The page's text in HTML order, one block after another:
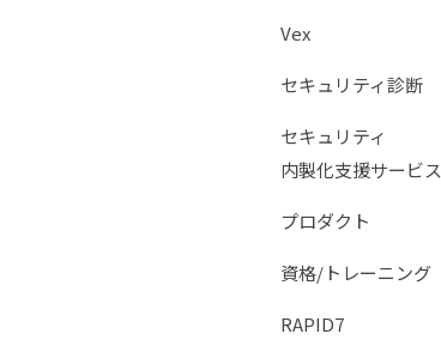
Vex
セキュリティ診断
セキュリティ
内製化支援サービス
プロダクト
資格/トレーニング
RAPID7